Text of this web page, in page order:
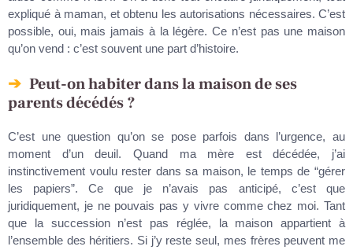
expliqué à maman, et obtenu les autorisations nécessaires. C’est
possible, oui, mais jamais à la légère. Ce n’est pas une maison
qu’on vend : c’est souvent une part d’histoire.
Peut-on habiter dans la maison de ses
parents décédés ?
C’est une question qu’on se pose parfois dans l’urgence, au
moment d’un deuil. Quand ma mère est décédée, j’ai
instinctivement voulu rester dans sa maison, le temps de “gérer
les papiers”. Ce que je n’avais pas anticipé, c’est que
juridiquement, je ne pouvais pas y vivre comme chez moi. Tant
que la succession n’est pas réglée, la maison appartient à
l’ensemble des héritiers. Si j’y reste seul, mes frères peuvent me